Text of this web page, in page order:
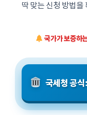
딱 맞는 신청 방법을
국가가 보증하
국세청 공